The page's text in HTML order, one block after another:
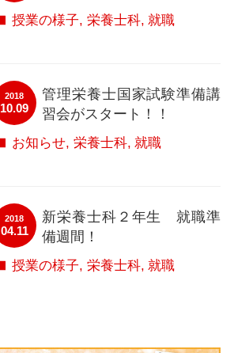
授業の様子 栄養士科 就職
2018
10.09
管理栄養士国家試験準備講
習会がスタート！！
お知らせ 栄養士科 就職
2018
04.11
新栄養士科２年生 就職準
備週間！
授業の様子 栄養士科 就職